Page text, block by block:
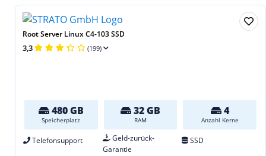
Root Server Linux C4-103 SSD
3,3 (199)
480 GB
Speicherplatz
32 GB
RAM
4
Anzahl Kerne
Telefonsupport
Geld-zurück-
Garantie
SSD